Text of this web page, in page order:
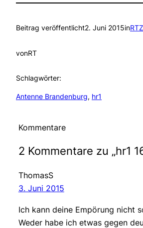
Beitrag veröffentlicht2. Juni 2015in
vonRT
Schlagwörter:
Antenne Brandenburg, hr1
Kommentare
2 Kommentare zu „hr1
ThomasS
3. Juni 2015
Ich kann deine Empörung nicht
Weder habe ich etwas gegen